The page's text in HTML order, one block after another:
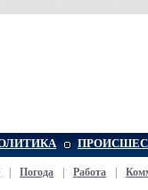
Погода Работа